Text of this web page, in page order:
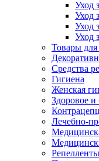
Уход
Уход
Уход
Уход
Товары
Средства
Гигиена
Женская
Здоровое и
Лечебно-
Репелленты